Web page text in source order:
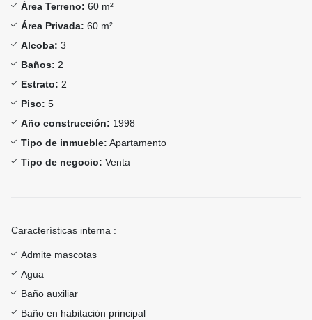
Área Terreno: 60 m²
Área Privada: 60 m²
Alcoba: 3
Baños: 2
Estrato: 2
Piso: 5
Año construcción: 1998
Tipo de inmueble: Apartamento
Tipo de negocio: Venta
Características interna :
Admite mascotas
Agua
Baño auxiliar
Baño en habitación principal